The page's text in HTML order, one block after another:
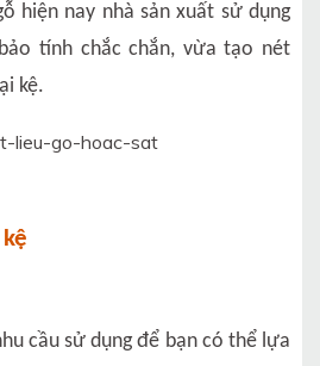
hiện nay nhà sản xuất sử dụng
tính chắc chắn, vừa tạo nét
kệ.
cầu sử dụng để bạn có thể lựa